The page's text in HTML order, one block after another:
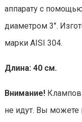
аппарату с
диаметром 3".
марки AISI 304.
Длина: 40 см.
Внимание!
не идут. Вы можете